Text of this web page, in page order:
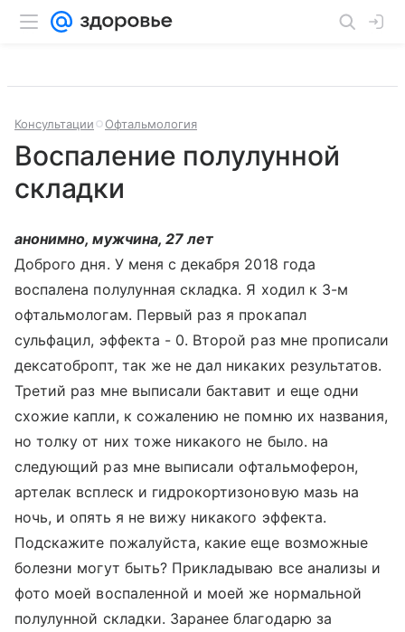
Консультации Офтальмология
Воспаление полулунной
складки
анонимно, мужчина, 27 лет
Доброго дня. У меня с декабря 2018 года
воспалена полулунная складка. Я ходил к 3-м
офтальмологам. Первый раз я прокапал
сульфацил, эффекта - 0. Второй раз мне прописали
дексатобропт, так же не дал никаких результатов.
Третий раз мне выписали бактавит и еще одни
схожие капли, к сожалению не помню их названия,
но толку от них тоже никакого не было. на
следующий раз мне выписали офтальмоферон,
артелак всплеск и гидрокортизоновую мазь на
ночь, и опять я не вижу никакого эффекта.
Подскажите пожалуйста, какие еще возможные
болезни могут быть? Прикладываю все анализы и
фото моей воспаленной и моей же нормальной
полулунной складки. Заранее благодарю за